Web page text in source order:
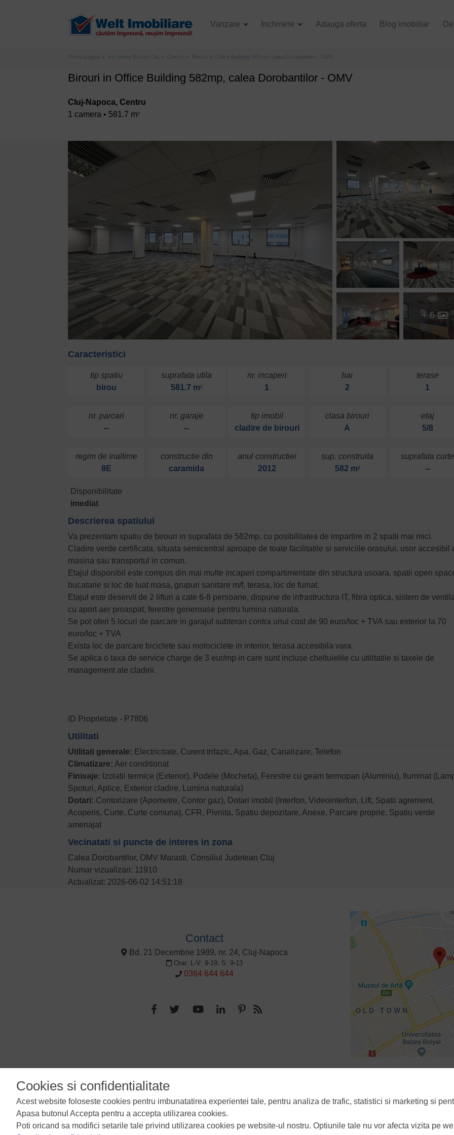
Vanzare Inchiriere Adauga oferta Blog imobiliar
Prima pagina Inchiriere Birouri Cluj Centru Birouri in Office Building 582mp, calea Dorobantilor - OMV
Birouri in Office Building 582mp, calea Dorobantilor - OMV
Cluj-Napoca, Centru
1 camera • 581.7 m2
+ 6
Caracteristici
tip spatiu
birou
suprafata utila
581.7 m2
nr. incaperi
1
bai
2
terase
1
nr. parcari
--
nr. garaje
--
tip imobil
cladire de birouri
clasa birouri
A
etaj
5/8
regim de inaltime
8E
constructie din
caramida
anul constructiei
2012
sup. construita
582 m2
suprafata curte
--
Disponibilitate
imediat
Descrierea spatiului
Va prezentam spatiu de birouri in suprafata de 582mp, cu posibilitatea de impartire in 2 spatii mai mici.
Cladire verde certificata, situata semicentral aproape de toate facilitatile si serviciile orasului, usor accesibil
masina sau transportul in comun.
Etajul disponibil este compus din mai multe incaperi compartimentate din structura usoara, spatii open
bucatarie si loc de luat masa, grupuri sanitare m/f, terasa, loc de fumat.
Etajul este deservit de 2 lifturi a cate 6-8 persoane, dispune de infrastructura IT, fibra optica, sistem de
cu aport aer proaspat, ferestre generoase pentru lumina naturala.
Se pot oferi 5 locuri de parcare in garajul subteran contra unui cost de 90 euro/loc + TVA sau exterior la 70
euro/loc + TVA
Exista loc de parcare biciclete sau motociclete in interior, terasa accesibila vara.
Se aplica o taxa de service charge de 3 eur/mp in care sunt incluse cheltuielile cu utilitatile si taxele de
management ale cladirii.
ID Proprietate - P7806
Utilitati
Utilitati generale: Electricitate, Curent trifazic, Apa, Gaz, Canalizare, Telefon
Climatizare: Aer conditionat
Finisaje: Izolatii termice (Exterior), Podele (Mocheta), Ferestre cu geam termopan (Aluminiu), Iluminat
Spoturi, Aplice, Exterior cladire, Lumina naturala)
Dotari: Contorizare (Apometre, Contor gaz), Dotari imobil (Interfon, Videointerfon, Lift, Spatii agrement,
Acoperis, Curte, Curte comuna), CFR, Pivnita, Spatiu depozitare, Anexe, Parcare proprie, Spatiu verde
amenajat
Vecinatati si puncte de interes in zona
Calea Dorobantilor, OMV Marasti, Consiliul Judetean Cluj
Numar vizualizari: 11910
Actualizat: 2026-06-02 14:51:18
Contact
Bd. 21 Decembrie 1989, nr. 24, Cluj-Napoca
Orar: L-V: 9-19, S: 9-13
0364 644 644
Cookies si confidentialitate
Acest website foloseste cookies pentru imbunatatirea experientei tale, pentru analiza de trafic, statistici si marketing si
Apasa butonul Accepta pentru a accepta utilizarea cookies.
Poti oricand sa modifici setarile tale privind utilizarea cookies pe website-ul nostru. Optiunile tale nu vor afecta vizita pe